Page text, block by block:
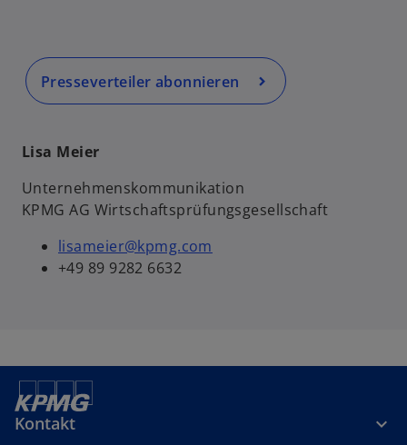
Presseverteiler abonnieren
e
is
a
ff
Lisa Meier
Unternehmenskommunikation
KPMG AG Wirtschaftsprüfungsgesellschaft
lisameier@kpmg.com
+49 89 9282 6632
Kontakt